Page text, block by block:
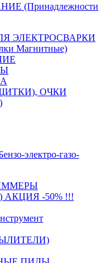
(Принадлежности
ЭЛЕКТРОСВАРКИ
Магнитные)
ОЧКИ
электро-газо-
АКЦИЯ -50% !!!